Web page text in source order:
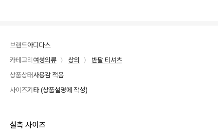
브랜드아디다스
카테고리 여성의류 〉 상의 〉
반팔 티셔츠
상품상태사용감 적음
사이즈기타 (상품설명에 작성)
실측 사이즈